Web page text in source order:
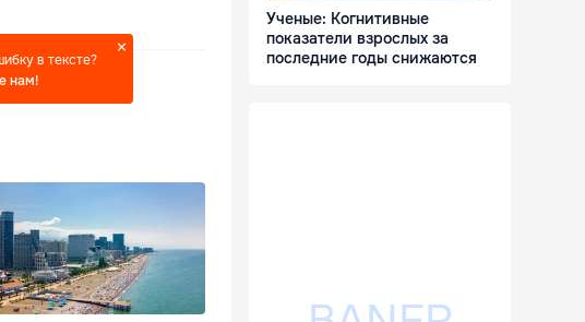
в тексте?
нам!
Ученые: Когнитивные
показатели взрослых за
последние годы снижаются